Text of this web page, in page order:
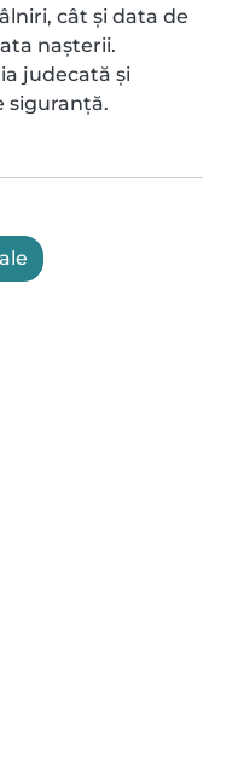
cât și data de
nașterii.
judecată și
siguranță.